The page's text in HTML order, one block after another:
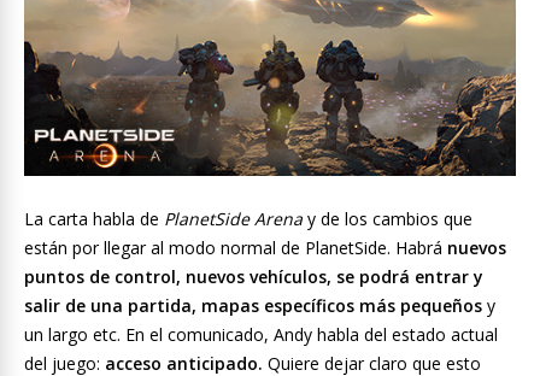
La carta habla de PlanetSide Arena y de los cambios que
están por llegar al modo normal de PlanetSide. Habrá nuevos
puntos de control, nuevos vehículos, se podrá entrar y
salir de una partida, mapas específicos más pequeños y
un largo etc. En el comunicado, Andy habla del estado actual
del juego: acceso anticipado. Quiere dejar claro que esto